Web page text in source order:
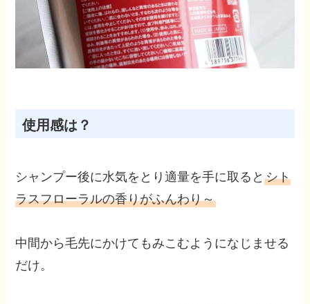
使用感は？
シャンプー後に水気をとり適量を手に取るとシト
ラスフローラルの香りがふんわり～
中間から毛先にかけてもみこむようになじませる
だけ。